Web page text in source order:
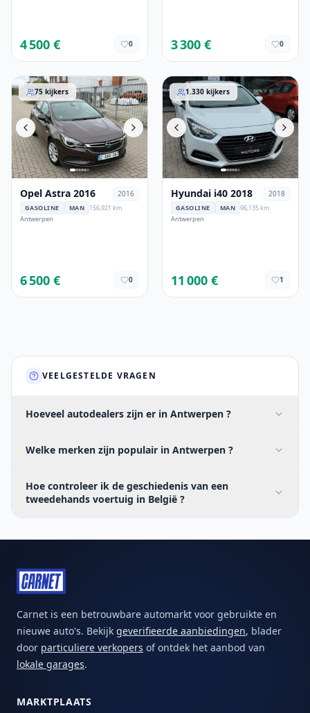
4 500 € 0 3 300 € 0
Opel Astra 2016
75 kijkers
Opel Astra 2016 2016
GASOLINE MAN
156,921 km
Antwerpen
6 500 € 0
Hyundai i40 2018
1.330 kijkers
Hyundai i40 2018 2018
GASOLINE MAN 96,135 km
Antwerpen
11 000 € 1
VEELGESTELDE VRAGEN
Hoeveel autodealers zijn er in Antwerpen ?
Welke merken zijn populair in Antwerpen ?
Hoe controleer ik de geschiedenis van een
tweedehands voertuig in België ?
Carnet is een betrouwbare automarkt voor gebruikte en
nieuwe auto's. Bekijk geverifieerde aanbiedingen, blader
door particuliere verkopers of ontdek het aanbod van
lokale garages.
MARKTPLAATS